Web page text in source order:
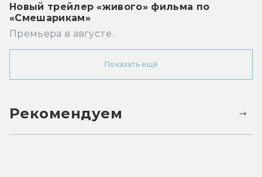
Новый трейлер «живого» фильма по
«Смешарикам»
Премьера в августе.
Показать ещё
Рекомендуем